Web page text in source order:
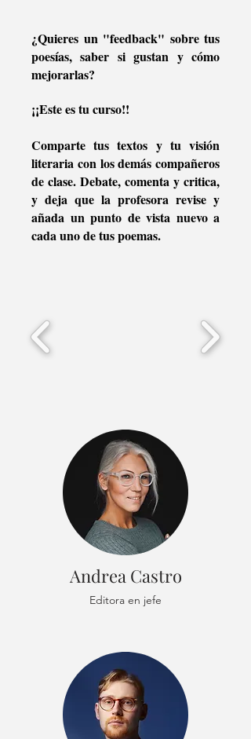
¿Quieres un "feedback" sobre tus
poesías, saber si gustan y cómo
mejorarlas?
¡¡Este es tu curso!!
Comparte tus textos y tu visión
literaria con los demás compañeros
de clase. Debate,comenta y critica,
y deja que la profesora revise y
añada un punto de vista nuevo a
cada uno de tus poemas.
Andrea Castro
Editora en jefe